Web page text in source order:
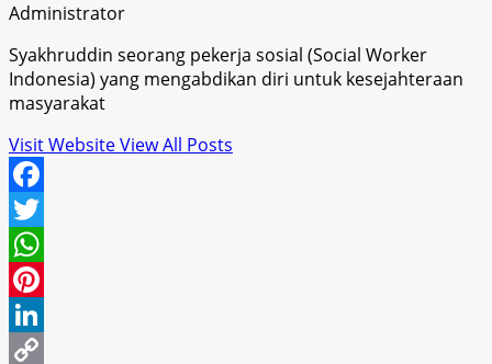
Administrator
Syakhruddin seorang pekerja sosial (Social Worker
Indonesia) yang mengabdikan diri untuk kesejahteraan
masyarakat
Visit WebsiteView All Posts
Facebook
Twitter
WhatsApp
Pinterest
LinkedIn